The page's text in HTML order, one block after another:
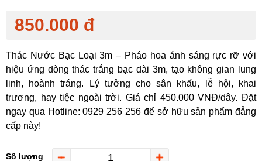
850.000 đ
Thác Nước Bạc Loại 3m – Pháo hoa ánh sáng rực rỡ với
hiệu ứng dòng thác trắng bạc dài 3m, tạo không gian lung
linh, hoành tráng. Lý tưởng cho sân khấu, lễ hội, khai
trương, hay tiệc ngoài trời. Giá chỉ 450.000 VNĐ/dây. Đặt
ngay qua Hotline: 0929 256 256 để sở hữu sản phẩm đẳng
cấp này!
Số lượng